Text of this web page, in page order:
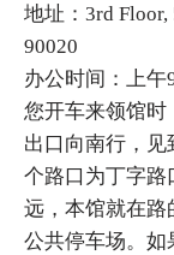
地址：3rd Floor,
90020
办公时间：上
您开车来领馆时
出口向南行，见
个路口为丁字路
远，本馆就在路
公共停车场。如